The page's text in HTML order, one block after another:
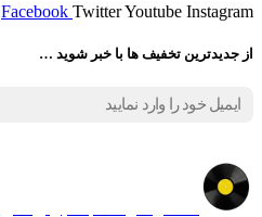
Facebook TwitterYoutube Instagram
از جدیدترین تخفیف ها با خبر شوید …